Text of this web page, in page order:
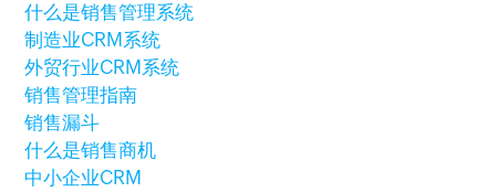
什么是销售管理系统
制造业CRM系统
外贸行业CRM系统
销售管理指南
销售漏斗
什么是销售商机
中小企业CRM